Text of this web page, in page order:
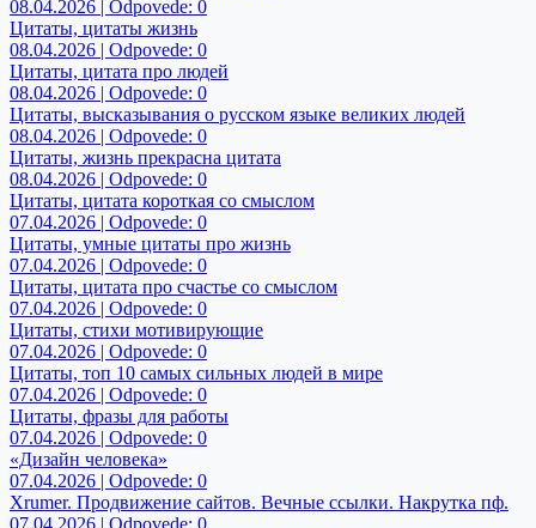
08.04.2026 | Odpovede: 0
Цитаты, цитаты жизнь
08.04.2026 | Odpovede: 0
Цитаты, цитата про людей
08.04.2026 | Odpovede: 0
Цитаты, высказывания о русском языке великих людей
08.04.2026 | Odpovede: 0
Цитаты, жизнь прекрасна цитата
08.04.2026 | Odpovede: 0
Цитаты, цитата короткая со смыслом
07.04.2026 | Odpovede: 0
Цитаты, умные цитаты про жизнь
07.04.2026 | Odpovede: 0
Цитаты, цитата про счастье со смыслом
07.04.2026 | Odpovede: 0
Цитаты, стихи мотивирующие
07.04.2026 | Odpovede: 0
Цитаты, топ 10 самых сильных людей в мире
07.04.2026 | Odpovede: 0
Цитаты, фразы для работы
07.04.2026 | Odpovede: 0
«Дизайн человека»
07.04.2026 | Odpovede: 0
Xrumer. Продвижение сайтов. Вечные ссылки. Накрутка пф.